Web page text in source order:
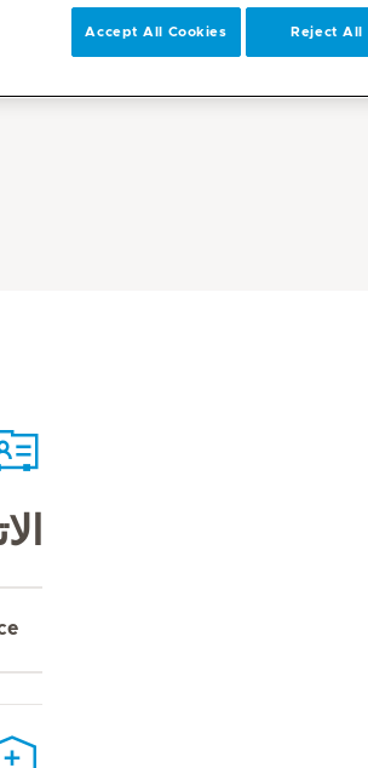
Reject All
Accept All Cookies